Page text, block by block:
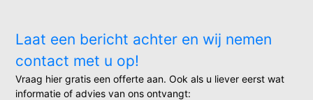
Laat een bericht achter en wij nemen
contact met u op!
Vraag hier gratis een offerte aan. Ook als u liever eerst wat
informatie of advies van ons ontvangt: